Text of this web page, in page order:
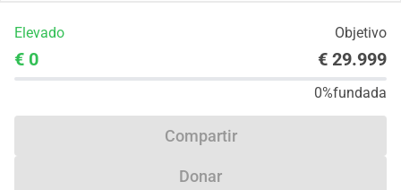
Elevado Objetivo
€ 0 € 29.999
0%fundada
Compartir
Donar